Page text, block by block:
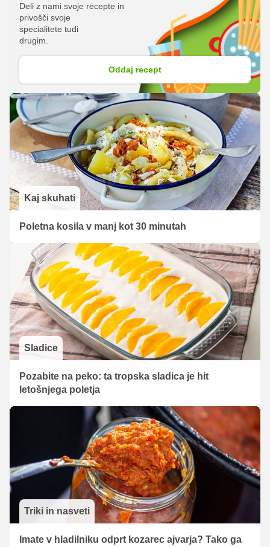
Deli z nami svoje recepte in
privošči svoje
specialitete tudi
drugim.
Oddaj recept
Kaj skuhati
Poletna kosila v manj kot 30 minutah
Sladice
Pozabite na peko: ta tropska sladica je hit
letošnjega poletja
Triki in nasveti
Imate v hladilniku odprt kozarec ajvarja? Tako ga